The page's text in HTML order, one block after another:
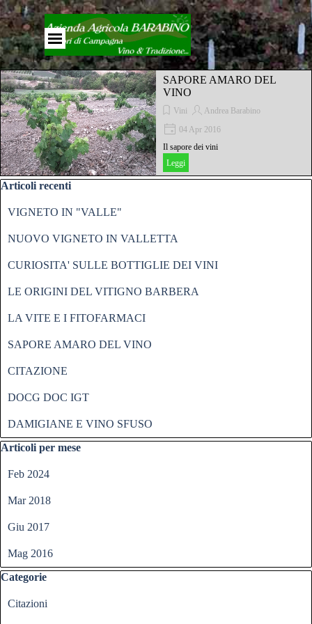
Vai ai contenuti
Salta menù
SAPORE AMARO DEL
VINO
Vini
Andrea Barabino
04 Apr 2016
Il sapore dei vini
Leggi
Salta blocco Articoli recenti
Articoli recenti
VIGNETO IN "VALLE"
NUOVO VIGNETO IN VALLETTA
CURIOSITA' SULLE BOTTIGLIE DEI VINI
LE ORIGINI DEL VITIGNO BARBERA
LA VITE E I FITOFARMACI
SAPORE AMARO DEL VINO
CITAZIONE
DOCG DOC IGT
DAMIGIANE E VINO SFUSO
Salta blocco Articoli per mese
Articoli per mese
Feb 2024
Mar 2018
Giu 2017
Mag 2016
Salta blocco Categorie
Categorie
Citazioni